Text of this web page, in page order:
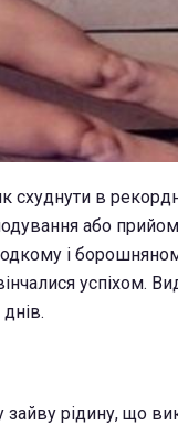
схуднути в
або прийом
і
успіхом.
рідину, що